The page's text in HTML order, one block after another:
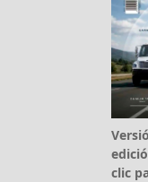
clic